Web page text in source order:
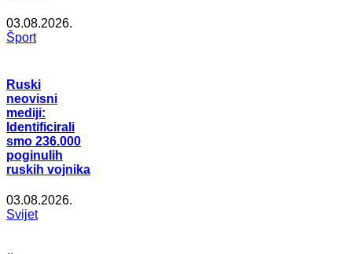
03.08.2026.
Šport
Ruski
neovisni
mediji:
Identificirali
smo 236.000
poginulih
ruskih vojnika
03.08.2026.
Svijet